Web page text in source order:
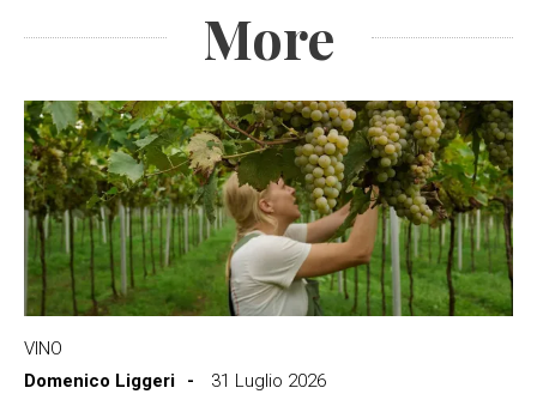
More
VINO
Domenico Liggeri
31 Luglio 2026